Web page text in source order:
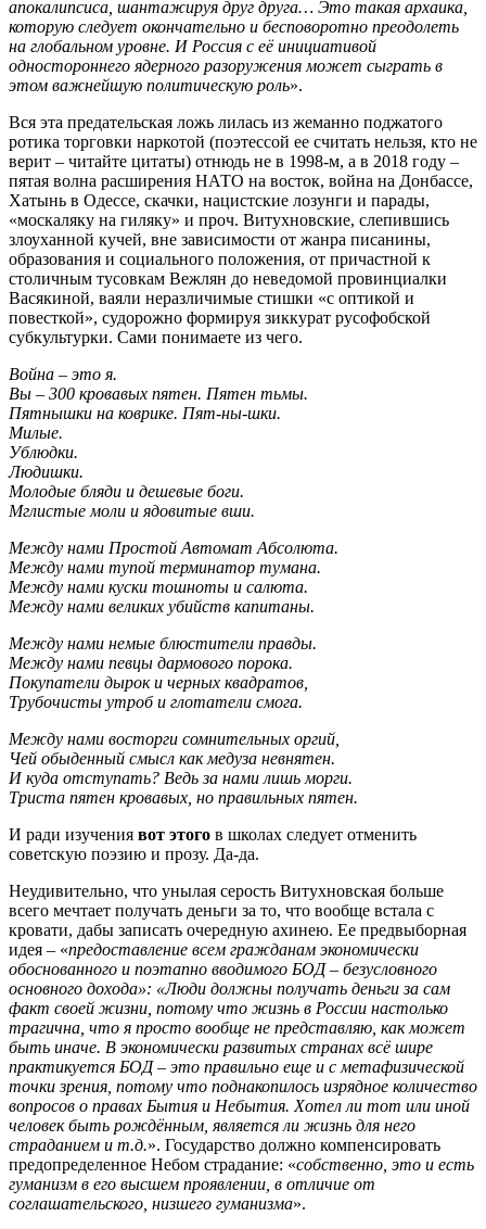
апокалипсиса, шантажируя друг друга… Это такая архаика,
которую следует окончательно и бесповоротно преодолеть
на глобальном уровне. И Россия с её инициативой
одностороннего ядерного разоружения может сыграть в
этом важнейшую политическую роль».
Вся эта предательская ложь лилась из жеманно поджатого
ротика торговки наркотой (поэтессой ее считать нельзя, кто не
верит – читайте цитаты) отнюдь не в 1998-м, а в 2018 году –
пятая волна расширения НАТО на восток, война на Донбассе,
Хатынь в Одессе, скачки, нацистские лозунги и парады,
«москаляку на гиляку» и проч. Витухновские, слепившись
злоуханной кучей, вне зависимости от жанра писанины,
образования и социального положения, от причастной к
столичным тусовкам Вежлян до неведомой провинциалки
Васякиной, ваяли неразличимые стишки «с оптикой и
повесткой», судорожно формируя зиккурат русофобской
субкультурки. Сами понимаете из чего.
Война – это я.
Вы – 300 кровавых пятен. Пятен тьмы.
Пятнышки на коврике. Пят-ны-шки.
Милые.
Ублюдки.
Людишки.
Молодые бляди и дешевые боги.
Мглистые моли и ядовитые вши.
Между нами Простой Автомат Абсолюта.
Между нами тупой терминатор тумана.
Между нами куски тошноты и салюта.
Между нами великих убийств капитаны.
Между нами немые блюстители правды.
Между нами певцы дармового порока.
Покупатели дырок и черных квадратов,
Трубочисты утроб и глотатели смога.
Между нами восторги сомнительных оргий,
Чей обыденный смысл как медуза невнятен.
И куда отступать? Ведь за нами лишь морги.
Триста пятен кровавых, но правильных пятен.
И ради изучения вот этого в школах следует отменить
советскую поэзию и прозу. Да-да.
Неудивительно, что унылая серость Витухновская больше
всего мечтает получать деньги за то, что вообще встала с
кровати, дабы записать очередную ахинею. Ее предвыборная
идея – «предоставление всем гражданам экономически
обоснованного и поэтапно вводимого БОД – безусловного
основного дохода»: «Люди должны получать деньги за сам
факт своей жизни, потому что жизнь в России настолько
трагична, что я просто вообще не представляю, как может
быть иначе. В экономически развитых странах всё шире
практикуется БОД – это правильно еще и с метафизической
точки зрения, потому что поднакопилось изрядное количество
вопросов о правах Бытия и Небытия. Хотел ли тот или иной
человек быть рождённым, является ли жизнь для него
страданием и т.д.». Государство должно компенсировать
предопределенное Небом страдание: «собственно, это и есть
гуманизм в его высшем проявлении, в отличие от
соглашательского, низшего гуманизма».